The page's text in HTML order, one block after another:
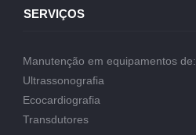
SERVIÇOS
Manutenção em equipamentos de:
Ultrassonografia
Ecocardiografia
Transdutores